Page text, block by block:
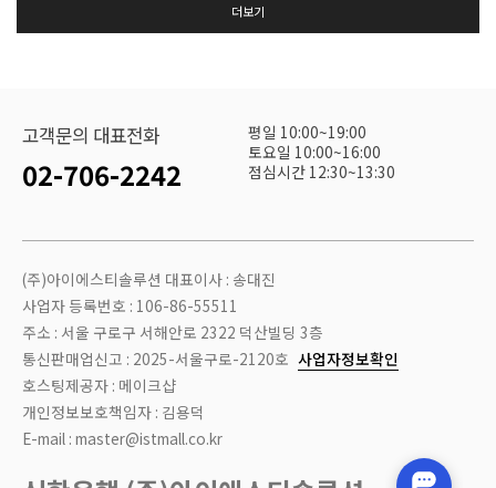
더보기
고객문의 대표전화
02-706-2242
평일 10:00~19:00
토요일 10:00~16:00
점심시간 12:30~13:30
(주)아이에스티솔루션 대표이사 : 송대진
사업자 등록번호 : 106-86-55511
주소 : 서울 구로구 서해안로 2322 덕산빌딩 3층
통신판매업신고 : 2025-서울구로-2120호 사업자정보확인
호스팅제공자 : 메이크샵
개인정보보호책임자 : 김용덕
E-mail : master@istmall.co.kr